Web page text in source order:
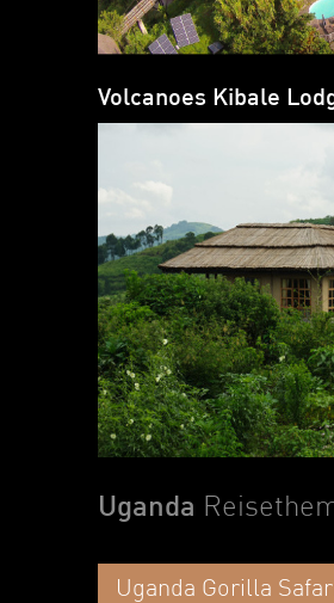
Volcanoes Kibale
Uganda
Uganda Gorilla